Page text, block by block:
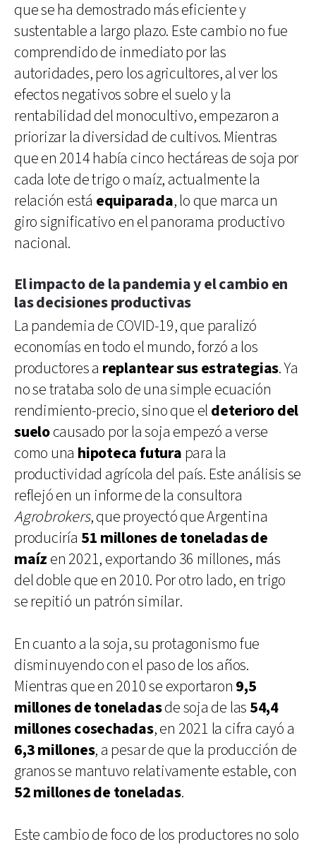
que se ha demostrado más eficiente y
sustentable a largo plazo. Este cambio no fue
comprendido de inmediato por las
autoridades, pero los agricultores, al ver los
efectos negativos sobre el suelo y la
rentabilidad del monocultivo, empezaron a
priorizar la diversidad de cultivos. Mientras
que en 2014 había cinco hectáreas de soja por
cada lote de trigo o maíz, actualmente la
relación está equiparada, lo que marca un
giro significativo en el panorama productivo
nacional.
El impacto de la pandemia y el cambio en
las decisiones productivas
La pandemia de COVID-19, que paralizó
economías en todo el mundo, forzó a los
productores a replantear sus estrategias. Ya
no se trataba solo de una simple ecuación
rendimiento-precio, sino que el deterioro del
suelocausado por la soja empezó a verse
como una hipoteca futura para la
productividad agrícola del país. Este análisis se
reflejó en un informe de la consultora
Agrobrokers, que proyectó que Argentina
produciría 51 millones de toneladas de
maíz en 2021, exportando 36 millones, más
del doble que en 2010. Por otro lado, en trigo
se repitió un patrón similar.
En cuanto a la soja, su protagonismo fue
disminuyendo con el paso de los años.
Mientras que en 2010 se exportaron 9,5
millones de toneladasde soja de las 54,4
millones cosechadas, en 2021 la cifra cayó a
6,3 millones, a pesar de que la producción de
granos se mantuvo relativamente estable, con
52 millones de toneladas.
Este cambio de foco de los productores no solo